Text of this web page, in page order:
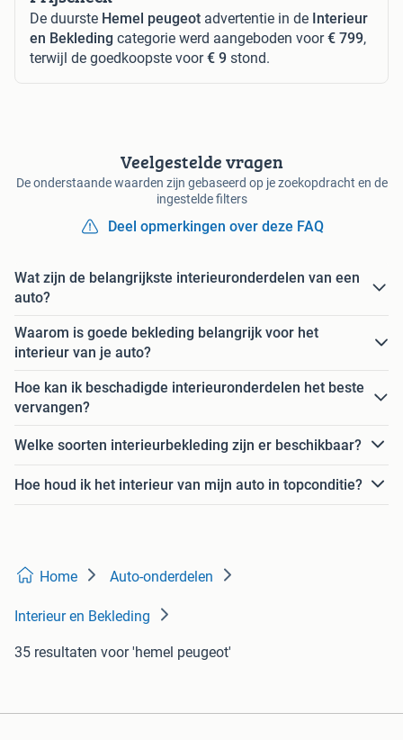
De duurste Hemel peugeot advertentie in de Interieur
en Bekleding categorie werd aangeboden voor€ 799,
terwijl de goedkoopste voor€ 9 stond.
Veelgestelde vragen
De onderstaande waarden zijn gebaseerd op je zoekopdracht en de
ingestelde filters
Deel opmerkingen over deze FAQ
Wat zijn de belangrijkste interieuronderdelen van een
auto?
Waarom is goede bekleding belangrijk voor het
interieur van je auto?
Hoe kan ik beschadigde interieuronderdelen het beste
vervangen?
Welke soorten interieurbekleding zijn er beschikbaar?
Hoe houd ik het interieur van mijn auto in topconditie?
Home Auto-onderdelen
Interieur en Bekleding
35 resultaten voor 'hemel peugeot'